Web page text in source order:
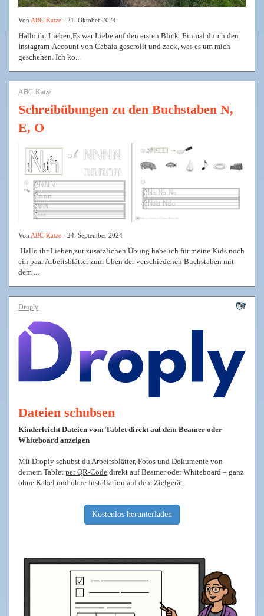
Von ABC-Katze - 21. Oktober 2024
Hallo ihr Lieben,Es war Liebe auf den ersten Blick. Einmal durch den
Instagram-Account von Cabaia gescrollt und zack, was es um mich
geschehen. Ich ko...
ABC-Katze
Schreibübungen zu den Buchstaben N,
E, O
Von ABC-Katze - 24. September 2024
Hallo ihr Lieben,zur zusätzlichen Übung habe ich für meine Kids noch
ein paar Arbeitsblätter zum Üben der verschiedenen Buchstaben mit
dem ...
Droply
Dateien schubsen
Kinderleicht Dateien vom Tablet direkt auf dem Beamer oder
Whiteboard anzeigen
Mit Droply schubst du Arbeitsblätter, Fotos und Dokumente von
deinem Tablet per QR-Code direkt auf Beamer oder Whiteboard – ganz
ohne Kabel und ohne Installation auf dem Zielgerät.
Kostenlos herunterladen